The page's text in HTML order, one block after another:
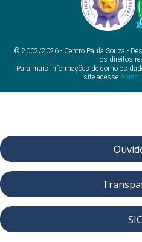
© 2002/2026 - Centro Paula Souza -
os direitos
Para mais informações de como os
site acesse Aviso
SIC